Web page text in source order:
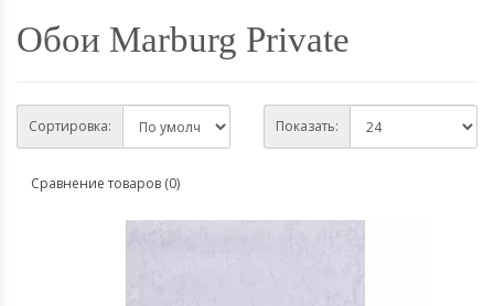
Обои Marburg Private
Сортировка: Показать:
Сравнение товаров (0)